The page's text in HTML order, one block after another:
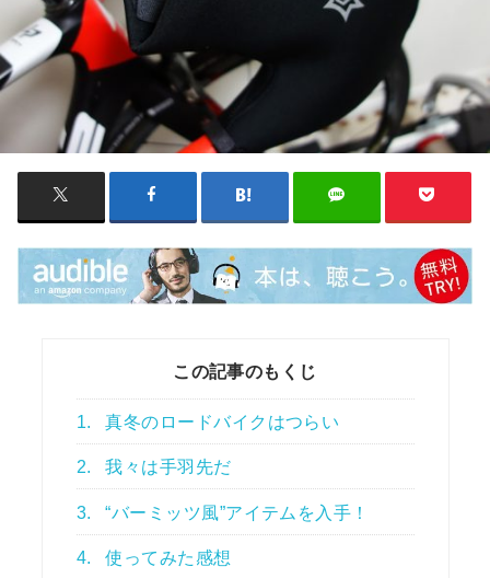
この記事のもくじ
1. 真冬のロードバイクはつらい
2. 我々は手羽先だ
3. “バーミッツ風”アイテムを入手！
4. 使ってみた感想